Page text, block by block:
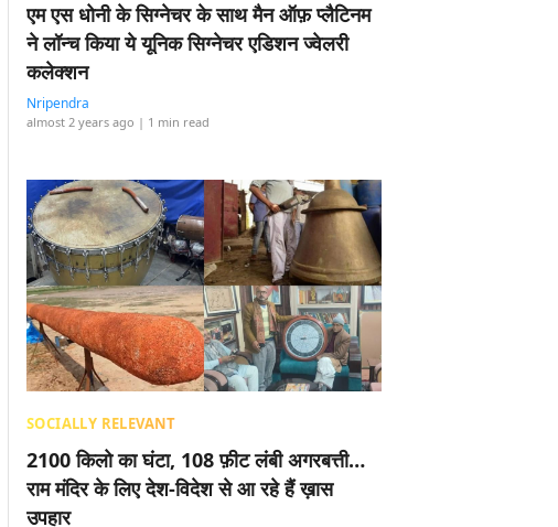
एम एस धोनी के सिग्नेचर के साथ मैन ऑफ़ प्लैटिनम
ने लॉन्च किया ये यूनिक सिग्नेचर एडिशन ज्वेलरी
कलेक्शन
Nripendra
almost 2 years ago | 1 min read
SOCIALLY RELEVANT
2100 किलो का घंटा, 108 फ़ीट लंबी अगरबत्ती…
राम मंदिर के लिए देश-विदेश से आ रहे हैं ख़ास
उपहार